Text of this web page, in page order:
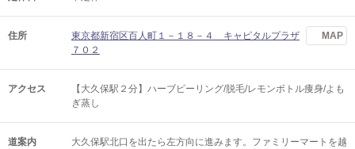
住所
東京都新宿区百人町１－１８－４ キャピタルプラザ
７０２
MAP
アクセス
【大久保駅２分】ハーブピーリング/脱毛/レモンボトル痩身/よも
ぎ蒸し
道案内
大久保駅北口を出たら左方向に進みます。ファミリーマートを越